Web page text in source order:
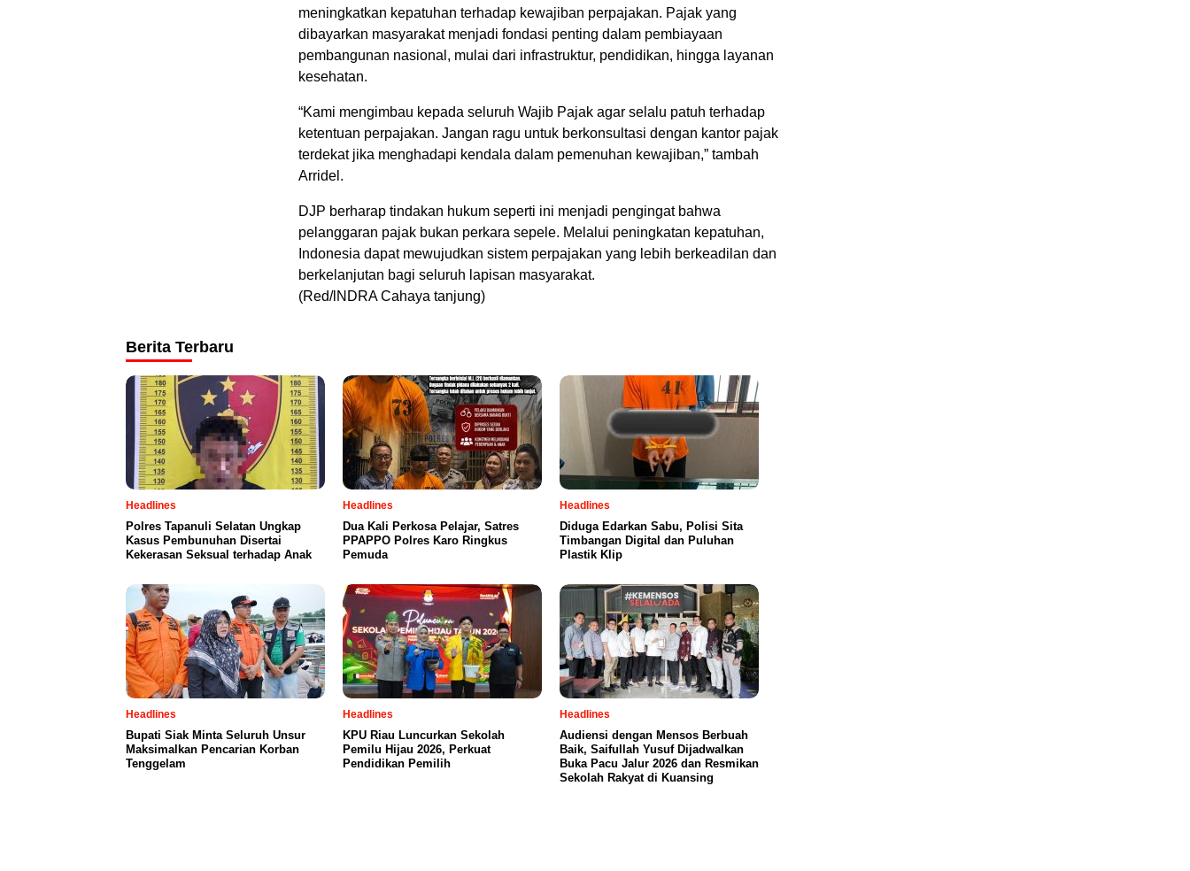
meningkatkan kepatuhan terhadap kewajiban perpajakan. Pajak yang
dibayarkan masyarakat menjadi fondasi penting dalam pembiayaan
pembangunan nasional, mulai dari infrastruktur, pendidikan, hingga layanan
kesehatan.
“Kami mengimbau kepada seluruh Wajib Pajak agar selalu patuh terhadap
ketentuan perpajakan. Jangan ragu untuk berkonsultasi dengan kantor pajak
terdekat jika menghadapi kendala dalam pemenuhan kewajiban,” tambah
Arridel.
DJP berharap tindakan hukum seperti ini menjadi pengingat bahwa
pelanggaran pajak bukan perkara sepele. Melalui peningkatan kepatuhan,
Indonesia dapat mewujudkan sistem perpajakan yang lebih berkeadilan dan
berkelanjutan bagi seluruh lapisan masyarakat.
(Red/lNDRA Cahaya tanjung)
Berita Terbaru
Headlines
Polres Tapanuli Selatan Ungkap
Kasus Pembunuhan Disertai
Kekerasan Seksual terhadap Anak
Headlines
Dua Kali Perkosa Pelajar, Satres
PPAPPO Polres Karo Ringkus
Pemuda
Headlines
Diduga Edarkan Sabu, Polisi Sita
Timbangan Digital dan Puluhan
Plastik Klip
Headlines
Bupati Siak Minta Seluruh Unsur
Maksimalkan Pencarian Korban
Tenggelam
Headlines
KPU Riau Luncurkan Sekolah
Pemilu Hijau 2026, Perkuat
Pendidikan Pemilih
Headlines
Audiensi dengan Mensos Berbuah
Baik, Saifullah Yusuf Dijadwalkan
Buka Pacu Jalur 2026 dan Resmikan
Sekolah Rakyat di Kuansing